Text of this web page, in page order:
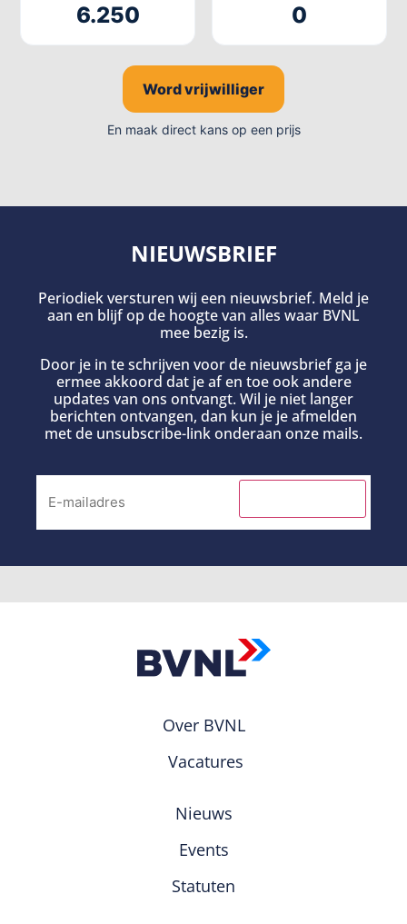
6.250 0
Word vrijwilliger
En maak direct kans op een prijs
NIEUWSBRIEF
Periodiek versturen wij een nieuwsbrief. Meld je
aan en blijf op de hoogte van alles waar BVNL
mee bezig is.
Door je in te schrijven voor de nieuwsbrief ga je
ermee akkoord dat je af en toe ook andere
updates van ons ontvangt. Wil je niet langer
berichten ontvangen, dan kun je je afmelden
met de unsubscribe-link onderaan onze mails.
Over BVNL
Vacatures
Nieuws
Events
Statuten